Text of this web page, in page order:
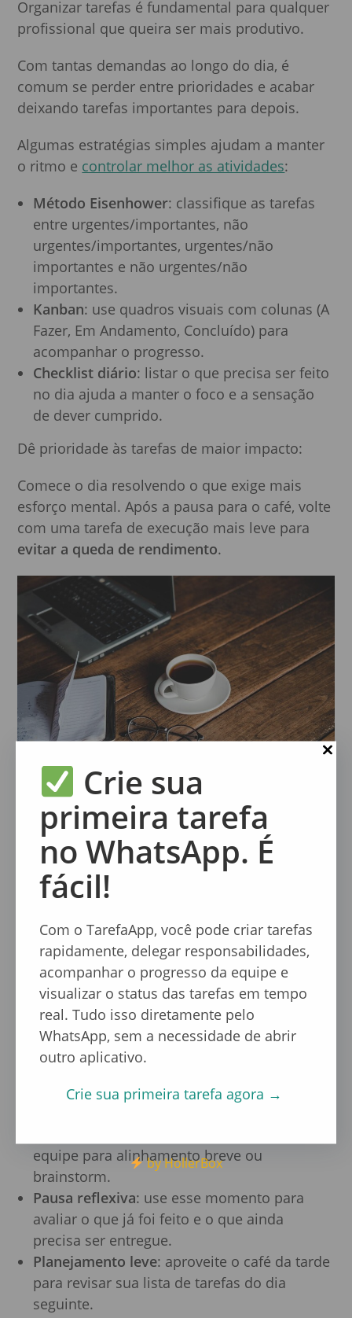
Organizar tarefas é fundamental para qualquer
profissional que queira ser mais produtivo.
Com tantas demandas ao longo do dia, é
comum se perder entre prioridades e acabar
deixando tarefas importantes para depois.
Algumas estratégias simples ajudam a manter
o ritmo e controlar melhor as atividades:
Método Eisenhower: classifique as tarefas
entre urgentes/importantes, não
urgentes/importantes, urgentes/não
importantes e não urgentes/não
importantes.
Kanban: use quadros visuais com colunas (A
Fazer, Em Andamento, Concluído) para
acompanhar o progresso.
Checklist diário: listar o que precisa ser feito
no dia ajuda a manter o foco e a sensação
de dever cumprido.
Dê prioridade às tarefas de maior impacto:
Comece o dia resolvendo o que exige mais
esforço mental. Após a pausa para o café, volte
com uma tarefa de execução mais leve para
evitar a queda de rendimento.
Estratégias para Controlar Tarefas.
Dicas para tornar a
pausa para o café
mais produtiva
E se, em vez de apenas relaxar, você
aproveitasse o momento do café para alinhar
ideias, trocar feedbacks rápidos ou atérevisar
seu planejamento do dia? O segredo está em
usar essas pausas com consciência e leveza.
mais produtivo:
equipe para alinhamento breve ou
brainstorm.
Pausa reflexiva: use esse momento para
avaliar o que já foi feito e o que ainda
precisa ser entregue.
Planejamento leve: aproveite o café da tarde
para revisar sua lista de tarefas do dia
seguinte.
Crie sua
primeira tarefa
no WhatsApp. É
fácil!
Com o TarefaApp, você pode criar tarefas
rapidamente, delegar responsabilidades,
acompanhar o progresso da equipe e
visualizar o status das tarefas em tempo
real. Tudo isso diretamente pelo
WhatsApp, sem a necessidade de abrir
outro aplicativo.
Crie sua primeira tarefa agora →
by HollerBox